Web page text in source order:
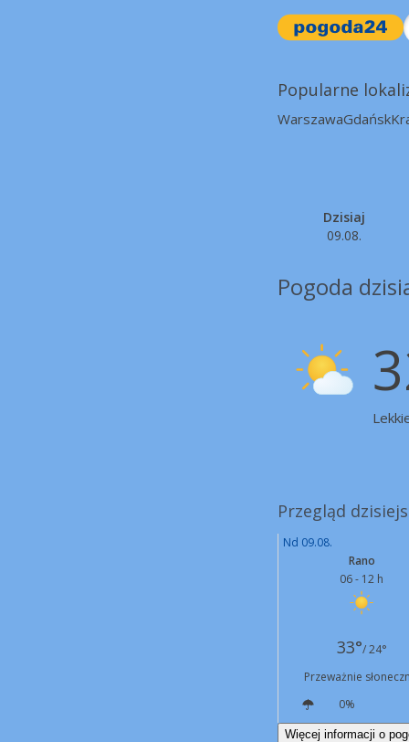
Popularne
WarszawaGdańsk
Dzisiaj
09.08.
Pogoda
Przegląd
Nd 09.08.
Rano
06 - 12 h
33°/ 24°
Przeważnie
0%
W
5 km/h
Więcej informacji o